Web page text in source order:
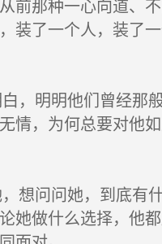
前那种一心向道、
装了一个人，装了
，明明他们曾经那
情，为何总要对他
想问问她，到底有什
她做什么选择，他